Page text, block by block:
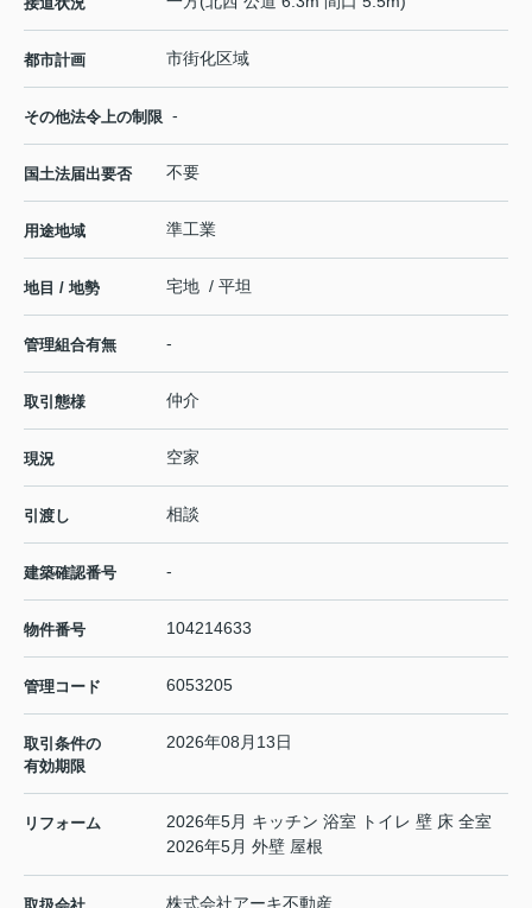
都市計画 市街化区域
その他法令上の制限 -
国土法届出要否 不要
用途地域 準工業
地目 / 地勢 宅地 / 平坦
管理組合有無 -
取引態様 仲介
現況 空家
引渡し 相談
建築確認番号 -
物件番号 104214633
管理コード 6053205
取引条件の
有効期限
2026年08月13日
リフォーム
2026年5月 キッチン 浴室 トイレ 壁 床 全室
2026年5月 外壁 屋根
株式会社アーキ不動産